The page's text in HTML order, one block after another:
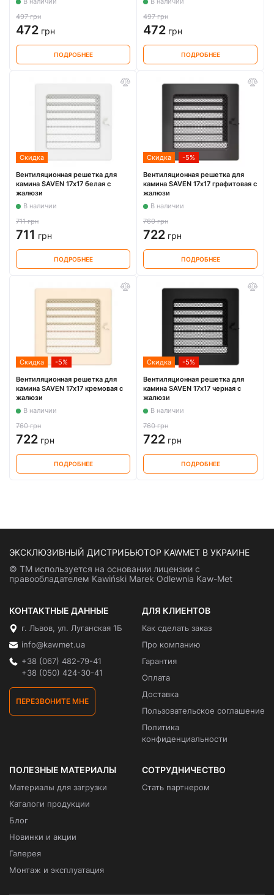
497 грн
472 грн
ПОДРОБНЕЕ
497 грн
472 грн
ПОДРОБНЕЕ
Скидка
Вентиляционная решетка для
камина SAVEN 17х17 белая с
жалюзи
В наличии
711 грн
711 грн
ПОДРОБНЕЕ
Скидка -5%
Вентиляционная решетка для
камина SAVEN 17х17 графитовая с
жалюзи
В наличии
760 грн
722 грн
ПОДРОБНЕЕ
Скидка -5%
Вентиляционная решетка для
камина SAVEN 17х17 кремовая с
жалюзи
В наличии
760 грн
722 грн
ПОДРОБНЕЕ
Скидка -5%
Вентиляционная решетка для
камина SAVEN 17х17 черная с
жалюзи
В наличии
760 грн
722 грн
ПОДРОБНЕЕ
ЭКСКЛЮЗИВНЫЙ ДИСТРИБЬЮТОР KAWMET В УКРАИНЕ
© ТМ используется на основании лицензии с
правообладателем Kawiński Marek Odlewnia Kaw-Met
КОНТАКТНЫЕ ДАННЫЕ
г. Львов, ул. Луганская 1Б
info@kawmet.ua
+38 (067) 482-79-41
+38 (050) 424-30-41
ПЕРЕЗВОНИТЕ МНЕ
ДЛЯ КЛИЕНТОВ
Как сделать заказ
Про компанию
Гарантия
Оплата
Доставка
Пользовательское соглашение
Политика
конфиденциальности
ПОЛЕЗНЫЕ МАТЕРИАЛЫ
Материалы для загрузки
Каталоги продукции
Блог
Новинки и акции
Галерея
Монтаж и эксплуатация
СОТРУДНИЧЕСТВО
Стать партнером